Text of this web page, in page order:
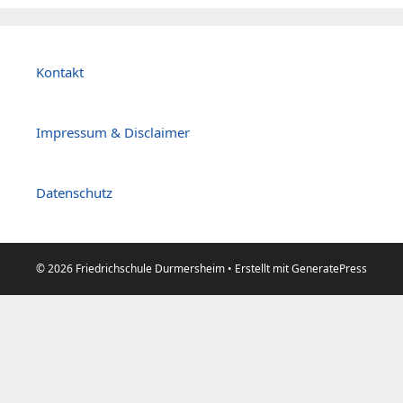
Kontakt
Impressum & Disclaimer
Datenschutz
© 2026 Friedrichschule Durmersheim • Erstellt mitGeneratePress